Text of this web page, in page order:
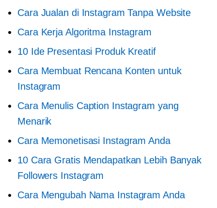
Cara Jualan di Instagram Tanpa Website
Cara Kerja Algoritma Instagram
10 Ide Presentasi Produk Kreatif
Cara Membuat Rencana Konten untuk
Instagram
Cara Menulis Caption Instagram yang
Menarik
Cara Memonetisasi Instagram Anda
10 Cara Gratis Mendapatkan Lebih Banyak
Followers Instagram
Cara Mengubah Nama Instagram Anda